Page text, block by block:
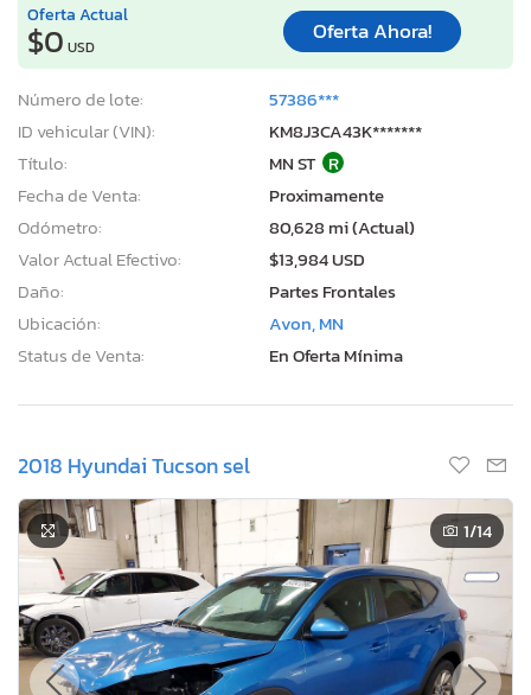
Oferta Actual
$0 USD
Oferta Ahora!
Número de lote:
57386***
ID vehicular (VIN):
KM8J3CA43K*******
Título:
MN ST R
Fecha de Venta:
Proximamente
Odómetro:
80,628 mi (Actual)
Valor Actual Efectivo:
$13,984 USD
Daño:
Partes Frontales
Ubicación:
Avon, MN
Status de Venta:
En Oferta Mínima
2018 Hyundai Tucson sel
1/14